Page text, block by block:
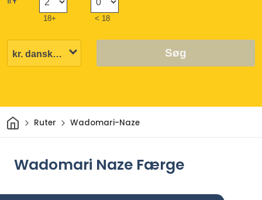
18+ < 18
Søg
HjemRuter Wadomari-Naze
Wadomari Naze Færge